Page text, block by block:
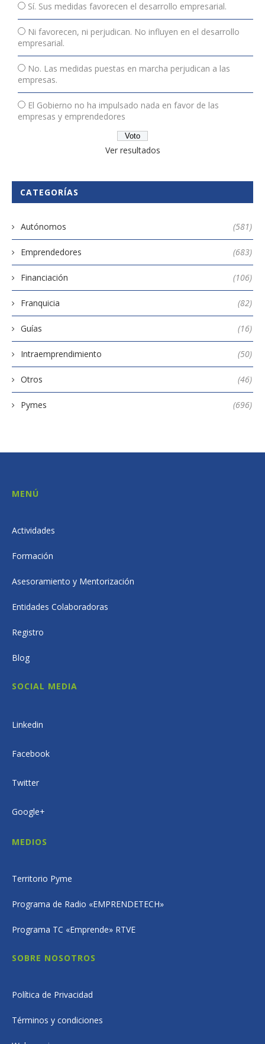
Sí. Sus medidas favorecen el desarrollo empresarial.
Ni favorecen, ni perjudican. No influyen en el desarrollo
empresarial.
No. Las medidas puestas en marcha perjudican a las
empresas.
El Gobierno no ha impulsado nada en favor de las
empresas y emprendedores
Ver resultados
CATEGORÍAS
Autónomos (581)
Emprendedores (683)
Financiación (106)
Franquicia (82)
Guías (16)
Intraemprendimiento (50)
Otros (46)
Pymes (696)
MENÚ
Actividades
Formación
Asesoramiento y Mentorización
Entidades Colaboradoras
Registro
Blog
SOCIAL MEDIA
Linkedin
Facebook
Twitter
Google+
MEDIOS
Territorio Pyme
Programa de Radio «EMPRENDETECH»
Programa TC «Emprende» RTVE
SOBRE NOSOTROS
Política de Privacidad
Términos y condiciones